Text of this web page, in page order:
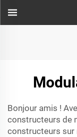
Bonjour amis !
constructeurs de
constructeurs sur